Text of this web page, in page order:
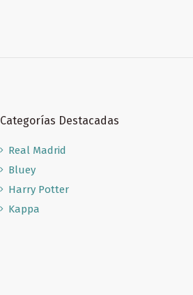
Categorías Destacadas
Real Madrid
Bluey
Harry Potter
Kappa